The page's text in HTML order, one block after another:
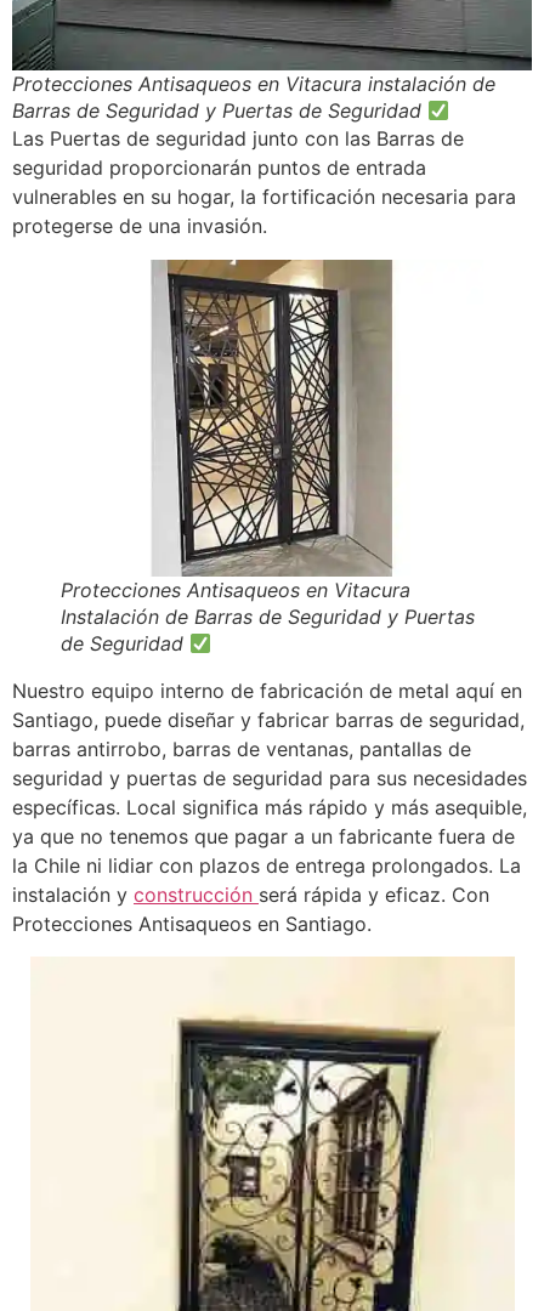
Protecciones Antisaqueos en Vitacura instalación de
Barras de Seguridad y Puertas de Seguridad
Las Puertas de seguridad junto con las Barras de
seguridad proporcionarán puntos de entrada
vulnerables en su hogar, la fortificación necesaria para
protegerse de una invasión.
Protecciones Antisaqueos en Vitacura
Instalación de Barras de Seguridad y Puertas
de Seguridad
Nuestro equipo interno de fabricación de metal aquí en
Santiago, puede diseñar y fabricar barras de seguridad,
barras antirrobo, barras de ventanas, pantallas de
seguridad y puertas de seguridad para sus necesidades
específicas. Local significa más rápido y más asequible,
ya que no tenemos que pagar a un fabricante fuera de
la Chile ni lidiar con plazos de entrega prolongados. La
instalación y construcción será rápida y eficaz. Con
Protecciones Antisaqueos en Santiago.